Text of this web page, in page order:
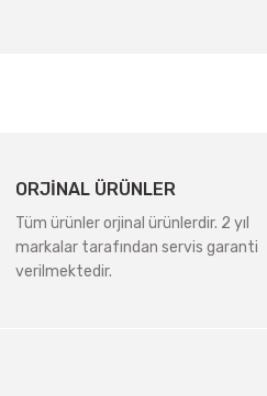
ORJİNAL ÜRÜNLER
Tüm ürünler orjinal ürünlerdir. 2 yıl
markalar tarafından servis garanti
verilmektedir.